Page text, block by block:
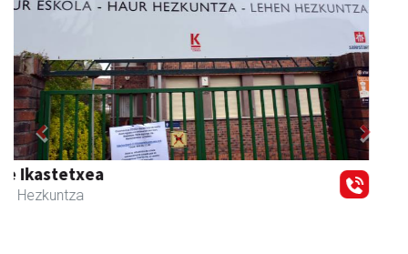
Urnietako AEK euskaltegia
Urnieta - Euskaltegiak
Previous Next